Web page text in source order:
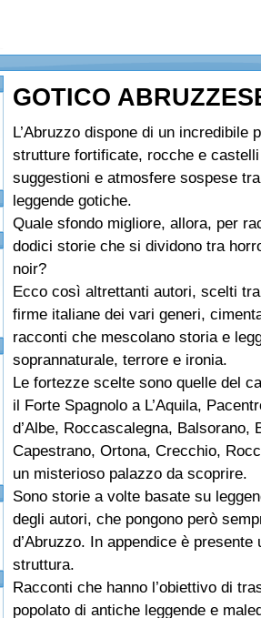
GOTICO
L’Abruzzo dispone di un incredibile
strutture fortificate, rocche e
suggestioni e atmosfere sospese
leggende gotiche.
Quale sfondo migliore, allora, per
dodici storie che si dividono tra
noir?
Ecco così altrettanti autori, scelti
firme italiane dei vari generi,
racconti che mescolano storia e
soprannaturale, terrore e ironia.
Le fortezze scelte sono quelle del
il Forte Spagnolo a L’Aquila,
d’Albe, Roccascalegna, Balsorano,
Capestrano, Ortona, Crecchio,
un misterioso palazzo da scoprire.
Sono storie a volte basate su
degli autori, che pongono però
d’Abruzzo. In appendice è
struttura.
Racconti che hanno l’obiettivo di
popolato di antiche leggende e